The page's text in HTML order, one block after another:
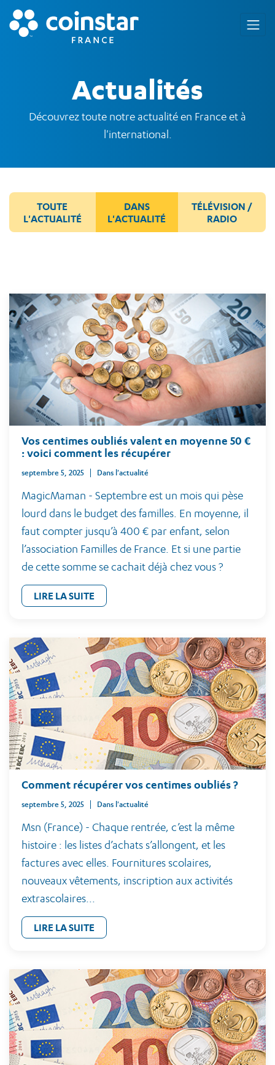
Actualités
Découvrez toute notre actualité en France et à
l'international.
TOUTE
L'ACTUALITÉ
DANS
L'ACTUALITÉ
TÉLÉVISION /
RADIO
Vos centimes oubliés valent en moyenne 50 €
: voici comment les récupérer
septembre 5, 2025 Dans l'actualité
MagicMaman - Septembre est un mois qui pèse
lourd dans le budget des familles. En moyenne, il
faut compter jusqu’à 400 € par enfant, selon
l’association Familles de France. Et si une partie
de cette somme se cachait déjà chez vous ?
LIRE LA SUITE
Comment récupérer vos centimes oubliés ?
septembre 5, 2025 Dans l'actualité
Msn (France) - Chaque rentrée, c’est la même
histoire : les listes d’achats s’allongent, et les
factures avec elles. Fournitures scolaires,
nouveaux vêtements, inscription aux activités
extrascolaires...
LIRE LA SUITE